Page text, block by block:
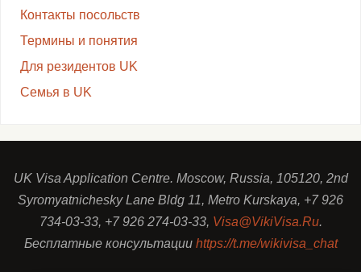
Контакты посольств
Термины и понятия
Для резидентов UK
Семья в UK
UK Visa Application Centre. Moscow, Russia, 105120, 2nd
Syromyatnichesky Lane Bldg 11, Metro Kurskaya, +7 926
734-03-33, +7 926 274-03-33, Visa@VikiVisa.Ru.
Бесплатные консультации https://t.me/wikivisa_chat